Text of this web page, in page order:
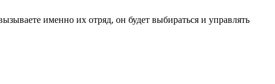
именно их отряд, он будет выбираться и управлять